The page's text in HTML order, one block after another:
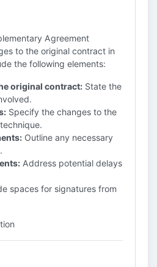
Agreement
to the original contract in
the following elements:
original contract: State the
Specify the changes to the
Outline any necessary
Address potential delays
spaces for signatures from